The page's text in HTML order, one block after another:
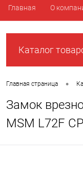
Главная О
Каталог
Главная страница •
Замок
MSM L72F